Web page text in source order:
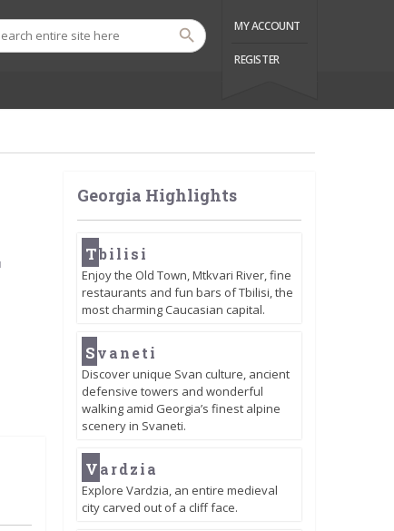
MY ACCOUNT
REGISTER
Georgia Highlights
Tbilisi
Enjoy the Old Town, Mtkvari River, fine
restaurants and fun bars of Tbilisi, the
most charming Caucasian capital.
Svaneti
Discover unique Svan culture, ancient
defensive towers and wonderful
walking amid Georgia’s finest alpine
scenery in Svaneti.
Vardzia
Explore Vardzia, an entire medieval
city carved out of a cliff face.